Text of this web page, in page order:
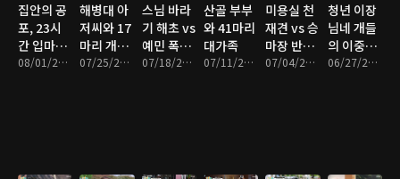
집안의 공
포, 23시
간 입마개
견 샴푸 08/01/2026 • 46분
해병대 아
저씨와 17
마리 개병
대
07/25/2026 • 47분
스님 바라
기 해초 vs
예민 폭발
견 팽이07/18/2026 • 48분
산골 부부
와 41마리
대가족
07/11/2026 • 47분
미용실 천
재견 vs 승
마장 반항
견
07/04/2026 • 47분
청년 이장
님네 개들
의 이중생
활
06/27/2026 • 47분